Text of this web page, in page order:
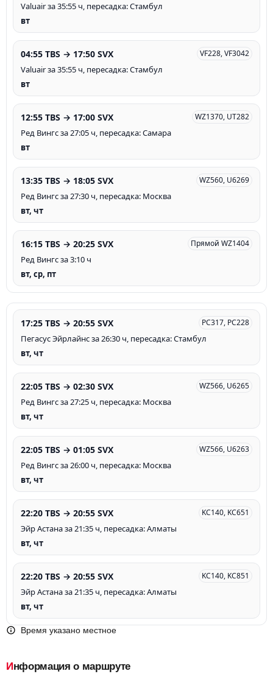
Valuair за 35:55 ч, пересадка: Стамбул
вт
04:55 TBS → 17:50 SVX VF228, VF3042
Valuair за 35:55 ч, пересадка: Стамбул
вт
12:55 TBS → 17:00 SVX WZ1370, UT282
Ред Вингс за 27:05 ч, пересадка: Самара
вт
13:35 TBS → 18:05 SVX WZ560, U6269
Ред Вингс за 27:30 ч, пересадка: Москва
вт, чт
16:15 TBS → 20:25 SVX Прямой WZ1404
Ред Вингс за 3:10 ч
вт, ср, пт
17:25 TBS → 20:55 SVX PC317, PC228
Пегасус Эйрлайнс за 26:30 ч, пересадка: Стамбул
вт, чт
22:05 TBS → 02:30 SVX WZ566, U6265
Ред Вингс за 27:25 ч, пересадка: Москва
вт, чт
22:05 TBS → 01:05 SVX WZ566, U6263
Ред Вингс за 26:00 ч, пересадка: Москва
вт, чт
22:20 TBS → 20:55 SVX KC140, KC651
Эйр Астана за 21:35 ч, пересадка: Алматы
вт, чт
22:20 TBS → 20:55 SVX KC140, KC851
Эйр Астана за 21:35 ч, пересадка: Алматы
вт, чт
Время указано местное
Информация о маршруте